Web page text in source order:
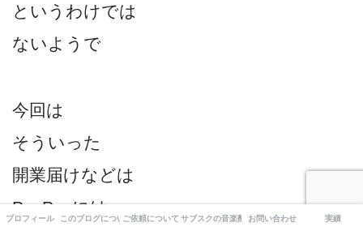
というわけでは
ないようで
今回は
そういった
開業届けなどは
PayPayには
プロフィール このブログについてご依頼について サブスクの音楽配信について
お問い合わせ 実績